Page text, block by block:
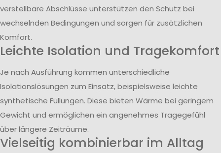
verstellbare Abschlüsse unterstützen den Schutz bei
wechselnden Bedingungen und sorgen für zusätzlichen
Komfort.
Leichte Isolation und Tragekomfort
Je nach Ausführung kommen unterschiedliche
Isolationslösungen zum Einsatz, beispielsweise leichte
synthetische Füllungen. Diese bieten Wärme bei geringem
Gewicht und ermöglichen ein angenehmes Tragegefühl
über längere Zeiträume.
Vielseitig kombinierbar im Alltag